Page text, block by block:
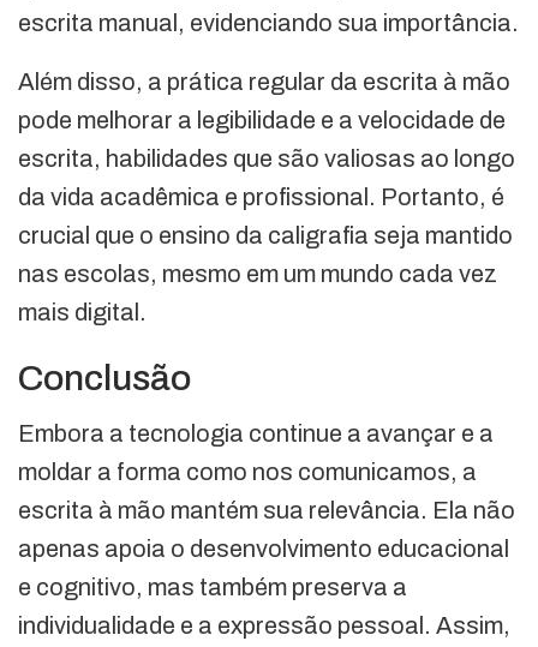
escrita manual, evidenciando sua importância.
Além disso, a prática regular da escrita à mão
pode melhorar a legibilidade e a velocidade de
escrita, habilidades que são valiosas ao longo
da vida acadêmica e profissional. Portanto, é
crucial que o ensino da caligrafia seja mantido
nas escolas, mesmo em um mundo cada vez
mais digital.
Conclusão
Embora a tecnologia continue a avançar e a
moldar a forma como nos comunicamos, a
escrita à mão mantém sua relevância. Ela não
apenas apoia o desenvolvimento educacional
e cognitivo, mas também preserva a
individualidade e a expressão pessoal. Assim,